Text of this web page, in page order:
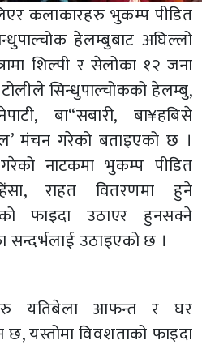
कलाकारहरु भुकम्प पीडित
हेलम्बुबाट अघिल्लो
शिल्पी र सेलोका १२ जना
सिन्धुपाल्चोकको हेलम्बु,
बा“सबारी, बा¥हबिसे
मंचन गरेको बताइएको छ ।
नाटकमा भुकम्प पीडित
राहत वितरणमा हुने
फाइदा उठाएर हुनसक्ने
उठाइएको छ ।
यतिबेला आफन्त र घर
यस्तोमा विवशताको फाइदा